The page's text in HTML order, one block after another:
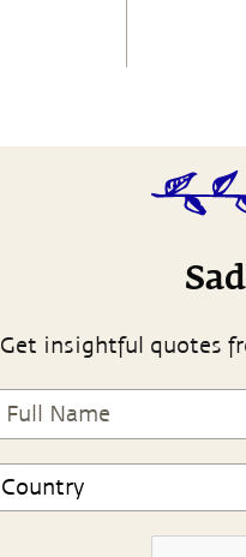
Get insightful quotes